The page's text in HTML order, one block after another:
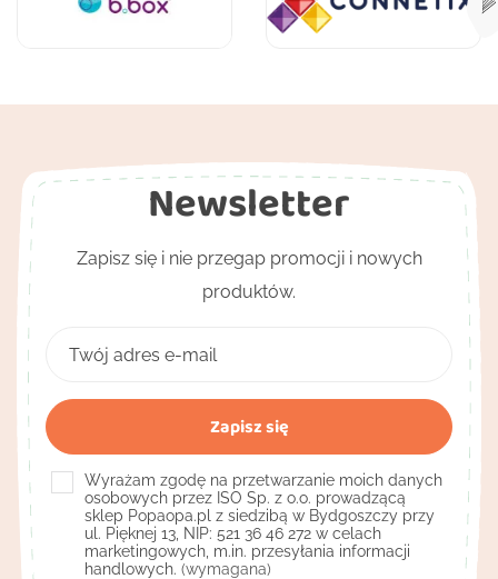
Newsletter
Zapisz się i nie przegap promocji i nowych
produktów.
Wyrażam zgodę na przetwarzanie moich danych
osobowych przez ISO Sp. z o.o. prowadzącą
sklep Popaopa.pl z siedzibą w Bydgoszczy przy
ul. Pięknej 13, NIP: 521 36 46 272 w celach
marketingowych, m.in. przesyłania informacji
handlowych. (wymagana)